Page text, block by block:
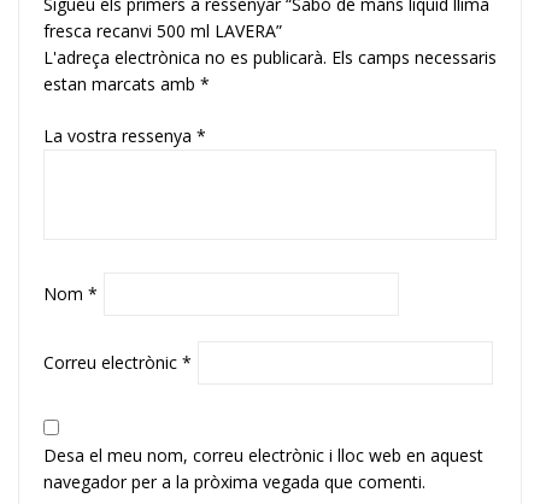
Sigueu els primers a ressenyar “Sabó de mans líquid llima
fresca recanvi 500 ml LAVERA”
L'adreça electrònica no es publicarà. Els camps necessaris
estan marcats amb *
La vostra ressenya *
Nom *
Correu electrònic *
Desa el meu nom, correu electrònic i lloc web en aquest
navegador per a la pròxima vegada que comenti.